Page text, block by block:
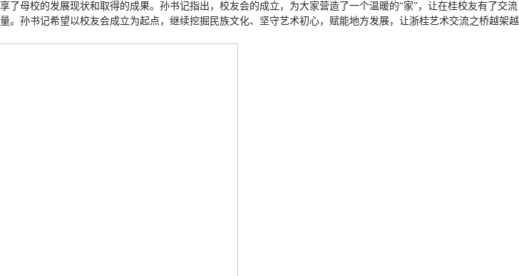
母校的发展现状和取得的成果。孙书记指出，校友会的成立，为大家营造了一个温暖的“家”，让在桂校友有了交流
孙书记希望以校友会成立为起点，继续挖掘民族文化、坚守艺术初心，赋能地方发展，让浙桂艺术交流之桥越架越